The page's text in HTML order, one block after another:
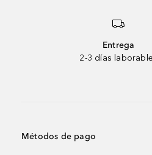
Entrega
2-3 días
Métodos de pago